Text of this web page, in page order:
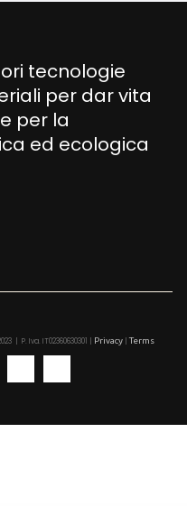
tecnologie
per dar vita
per la
ed ecologica
| P. Iva. IT02360630301 | Privacy Terms